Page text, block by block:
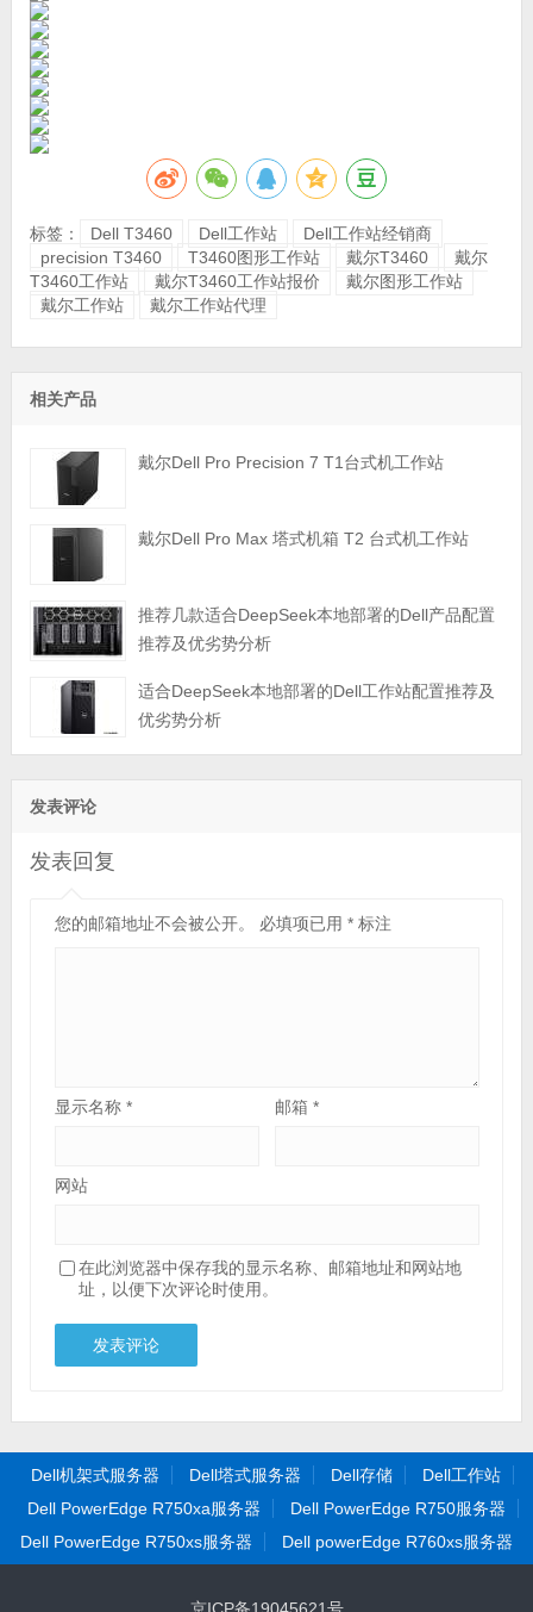
标签： Dell T3460 Dell工作站
Dell工作站经销商
precision T3460
T3460图形工作站 戴尔T3460
戴尔
T3460工作站
戴尔T3460工作站报价
戴尔图形工作站
戴尔工作站
戴尔工作站代理
相关产品
戴尔Dell Pro Precision 7 T1台式机工作站
戴尔Dell Pro Max 塔式机箱 T2 台式机工作站
推荐几款适合DeepSeek本地部署的Dell产品配置
推荐及优劣势分析
适合DeepSeek本地部署的Dell工作站配置推荐及
优劣势分析
发表评论
发表回复
您的邮箱地址不会被公开。 必填项已用 *标注
显示名称 * 邮箱*
网站
在此浏览器中保存我的显示名称、邮箱地址和网站地
址，以便下次评论时使用。
Dell机架式服务器 Dell塔式服务器 Dell存储
Dell工作站
Dell PowerEdge R750xa服务器
Dell PowerEdge R750服务器
Dell PowerEdge R750xs服务器
Dell powerEdge R760xs服务器